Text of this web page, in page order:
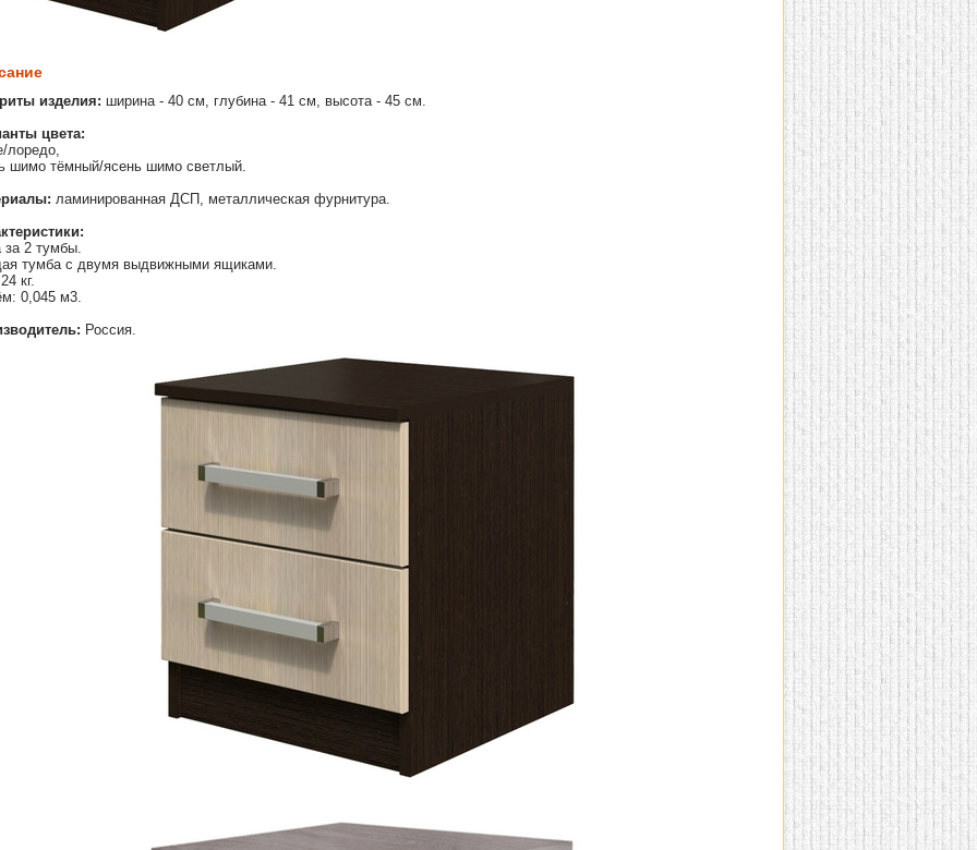
изделия: ширина - 40 см, глубина - 41 см, высота - 45 см.
цвета:
лоредо,
шимо тёмный/ясень шимо светлый.
ламинированная ДСП, металлическая фурнитура.
за 2 тумбы.
тумба с двумя выдвижными ящиками.
кг.
0,045 м3.
Россия.